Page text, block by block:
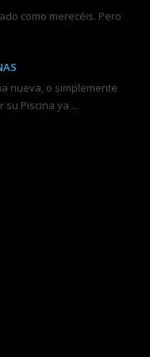
como merecéis. Pero
nueva, o simplemente
Piscina ya ...